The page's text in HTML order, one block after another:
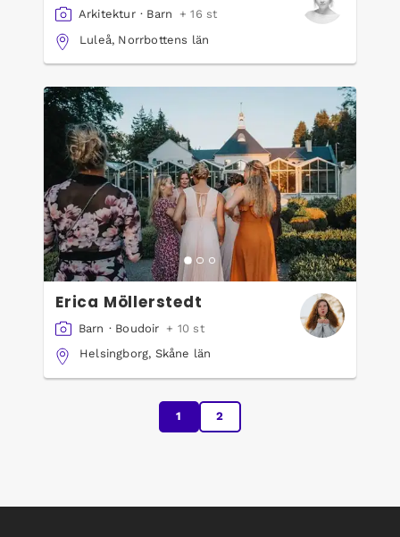
Arkitektur · Barn
+ 16 st
Luleå, Norrbottens län
Erica Möllerstedt
Barn · Boudoir + 10 st
Helsingborg, Skåne län
1 2